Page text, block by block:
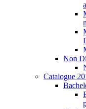
Non
Catalogue